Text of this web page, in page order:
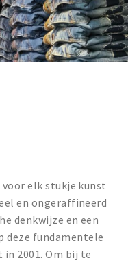
elk stukje kunst
en ongeraffineerd
denkwijze en een
deze fundamentele
in 2001. Om bij te